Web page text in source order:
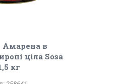
в
ціла Sosa
кг